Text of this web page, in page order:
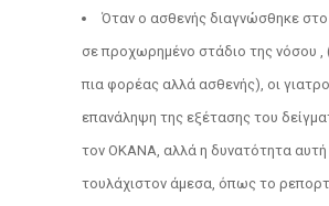
Όταν ο ασθενής διαγνώσθηκε
σε προχωρημένο στάδιο της νόσου ,
πια φορέας αλλά ασθενής), οι
επανάληψη της εξέτασης του
τον ΟΚΑΝΑ, αλλά η δυνατότητα αυτή
τουλάχιστον άμεσα, όπως το